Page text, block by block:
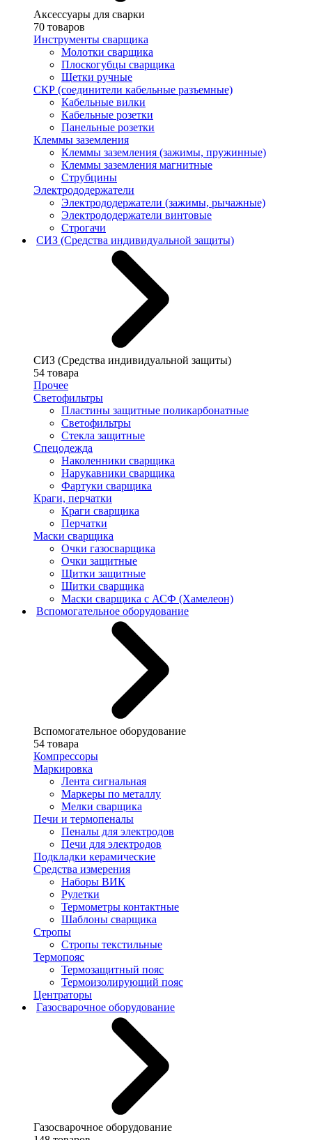
Аксессуары для сварки
70 товаров
Инструменты сварщика
Молотки сварщика
Плоскогубцы сварщика
Щетки ручные
СКР (соединители кабельные разъемные)
Кабельные вилки
Кабельные розетки
Панельные розетки
Клеммы заземления
Клеммы заземления (зажимы, пружинные)
Клеммы заземления магнитные
Струбцины
Электрододержатели
Электрододержатели (зажимы, рычажные)
Электрододержатели винтовые
Строгачи
СИЗ (Средства индивидуальной защиты)
СИЗ (Средства индивидуальной защиты)
54 товара
Прочее
Светофильтры
Пластины защитные поликарбонатные
Светофильтры
Стекла защитные
Спецодежда
Наколенники сварщика
Нарукавники сварщика
Фартуки сварщика
Краги, перчатки
Краги сварщика
Перчатки
Маски сварщика
Очки газосварщика
Очки защитные
Щитки защитные
Щитки сварщика
Маски сварщика с АСФ (Хамелеон)
Вспомогательное оборудование
Вспомогательное оборудование
54 товара
Компрессоры
Маркировка
Лента сигнальная
Маркеры по металлу
Мелки сварщика
Печи и термопеналы
Пеналы для электродов
Печи для электродов
Подкладки керамические
Средства измерения
Наборы ВИК
Рулетки
Термометры контактные
Шаблоны сварщика
Стропы
Стропы текстильные
Термопояс
Термозащитный пояс
Термоизолирующий пояс
Центраторы
Газосварочное оборудование
Газосварочное оборудование